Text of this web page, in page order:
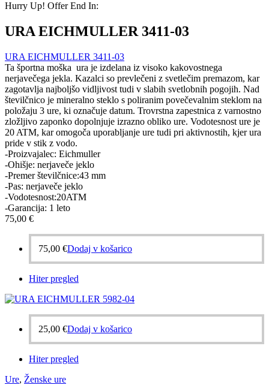
Hurry Up! Offer End In:
URA EICHMULLER 3411-03
URA EICHMULLER 3411-03
Ta športna moška ura je izdelana iz visoko kakovostnega
nerjavečega jekla. Kazalci so prevlečeni z svetlečim premazom, kar
zagotavlja najboljšo vidljivost tudi v slabih svetlobnih pogojih. Nad
številčnico je mineralno steklo s poliranim povečevalnim steklom na
položaju 3 ure, ki označuje datum. Trovrstna zapestnica z varnostno
zložljivo zaponko dopolnjuje izrazno obliko ure. Vodotesnost ure je
20 ATM, kar omogoča uporabljanje ure tudi pri aktivnostih, kjer ura
pride v stik z vodo.
-Proizvajalec: Eichmuller
-Ohišje: nerjaveče jeklo
-Premer številčnice:43 mm
-Pas: nerjaveče jeklo
-Vodotesnost:20ATM
-Garancija: 1 leto
75,00 €
75,00 €Dodaj v košarico
Hiter pregled
25,00 €Dodaj v košarico
Hiter pregled
Ure, Ženske ure